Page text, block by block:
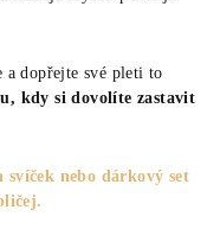
a dopřejte své pleti to
kdy si dovolíte zastavit
nebo dárkový set